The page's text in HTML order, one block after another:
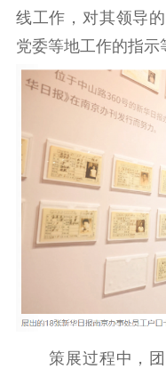
线工作，对其领导
党委等地工作的指示
策展过程中，团